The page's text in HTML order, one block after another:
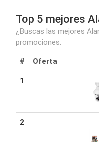
Top 5 mejores
¿Buscas las mejores
promociones.
# Oferta
1
2